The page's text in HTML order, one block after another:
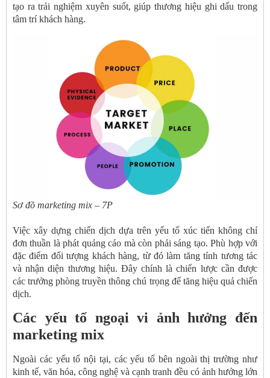
tạo ra trải nghiệm xuyên suốt, giúp thương hiệu ghi dấu trong
tâm trí khách hàng.
Sơ đồ marketing mix – 7P
Việc xây dựng chiến dịch dựa trên yếu tố xúc tiến không chỉ
đơn thuần là phát quảng cáo mà còn phải sáng tạo. Phù hợp với
đặc điểm đối tượng khách hàng, từ đó làm tăng tính tương tác
và nhận diện thương hiệu. Đây chính là chiến lược cần được
các trưởng phòng truyền thông chú trọng để tăng hiệu quả chiến
dịch.
Các yếu tố ngoại vi ảnh hưởng đến
marketing mix
Ngoài các yếu tố nội tại, các yếu tố bên ngoài thị trường như
kinh tế, văn hóa, công nghệ và cạnh tranh đều có ảnh hưởng lớn